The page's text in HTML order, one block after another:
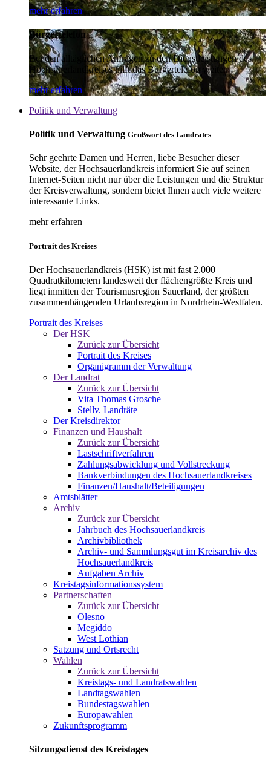
mehr erfahren
Bürgertelefon
Bei den alltäglichen Anfragen zu den Dienstleistungen des
Hochsauerlandkreises hilft das Bürgertelefon weiter.
mehr erfahren
Politik und Verwaltung
Politik und Verwaltung Grußwort des Landrates
Sehr geehrte Damen und Herren, liebe Besucher dieser
Website, der Hochsauerlandkreis informiert Sie auf seinen
Internet-Seiten nicht nur über die Leistungen und die Struktur
der Kreisverwaltung, sondern bietet Ihnen auch viele weitere
interessante Links.
mehr erfahren
Portrait des Kreises
Der Hochsauerlandkreis (HSK) ist mit fast 2.000
Quadratkilometern landesweit der flächengrößte Kreis und
liegt inmitten der Tourismusregion Sauerland, der größten
zusammenhängenden Urlaubsregion in Nordrhein-Westfalen.
Portrait des Kreises
Der HSK
Zurück zur Übersicht
Portrait des Kreises
Organigramm der Verwaltung
Der Landrat
Zurück zur Übersicht
Vita Thomas Grosche
Stellv. Landräte
Der Kreisdirektor
Finanzen und Haushalt
Zurück zur Übersicht
Lastschriftverfahren
Zahlungsabwicklung und Vollstreckung
Bankverbindungen des Hochsauerlandkreises
Finanzen/Haushalt/Beteiligungen
Amtsblätter
Archiv
Zurück zur Übersicht
Jahrbuch des Hochsauerlandkreis
Archivbibliothek
Archiv- und Sammlungsgut im Kreisarchiv des
Hochsauerlandkreis
Aufgaben Archiv
Kreistagsinformationssystem
Partnerschaften
Zurück zur Übersicht
Olesno
Megiddo
West Lothian
Satzung und Ortsrecht
Wahlen
Zurück zur Übersicht
Kreistags- und Landratswahlen
Landtagswahlen
Bundestagswahlen
Europawahlen
Zukunftsprogramm
Sitzungsdienst des Kreistages